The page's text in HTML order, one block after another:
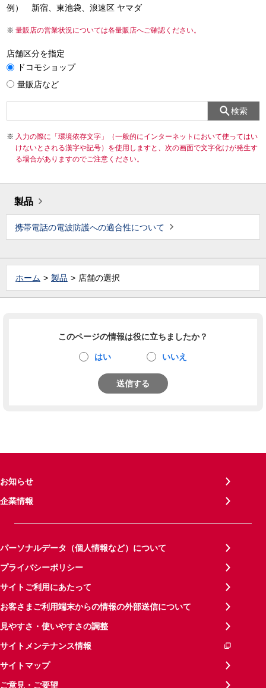
例） 新宿、東池袋、浪速区 ヤマダ
量販店の営業状況については各量販店へご確認ください。
店舗区分を指定
ドコモショップ
量販店など
検索
入力の際に「環境依存文字」（一般的にインターネットにおいて使ってはい
けないとされる漢字や記号）を使用しますと、次の画面で文字化けが発生す
る場合がありますのでご注意ください。
製品
携帯電話の電波防護への適合性について
ホーム 製品 店舗の選択
このページの情報は役に立ちましたか？
はい いいえ
送信する
お知らせ
企業情報
パーソナルデータ（個人情報など）について
プライバシーポリシー
サイトご利用にあたって
お客さまご利用端末からの情報の外部送信について
見やすさ・使いやすさの調整
サイトメンテナンス情報
サイトマップ
ご意見・ご要望